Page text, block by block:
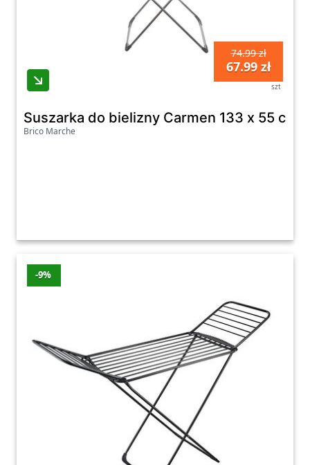
74.99 zł
67.99 zł
szt
Suszarka do bielizny Carmen 133 x 55 cm
Brico Marche
-9%